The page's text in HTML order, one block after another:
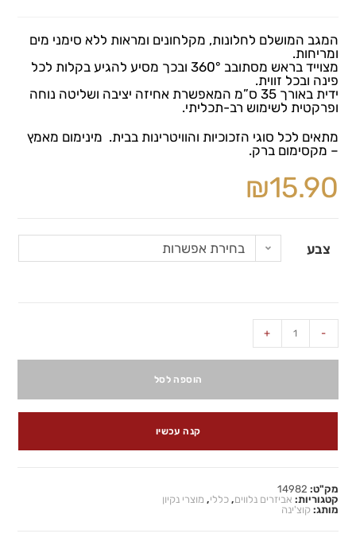
המגב המושלם לחלונות, מקלחונים ומראות ללא סימני מים
ומריחות.
מצוייד בראש מסתובב 360° ובכך מסיע להגיע בקלות לכל
פינה ובכל זווית.
ידית באורך 35 ס”מ המאפשרת אחיזה יציבה ושליטה נוחה
ופרקטית לשימוש רב-תכליתי.
מתאים לכל סוגי הזכוכיות והוויטרינות בבית. מינימום מאמץ
– מקסימום ברק.
₪15.90
צבע בחירת אפשרות
-
+
הוספה לסל
קנה עכשיו
מק"ט: 14982
קטגוריות: אביזרים נלווים,כללי, מוצרי נקיון
מותג: קוצ'ינה